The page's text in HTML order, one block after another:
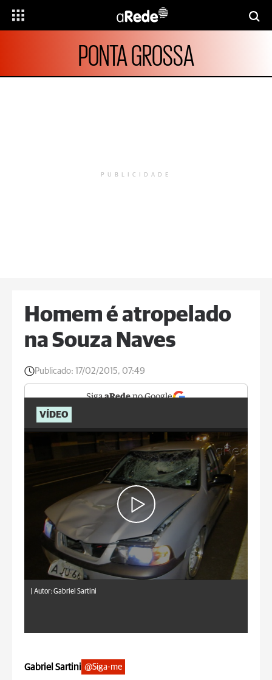
PONTA GROSSA
PUBLICIDADE
Homem é atropelado
na Souza Naves
Publicado: 17/02/2015, 07:49
SigaaRedeno Google
VÍDEO
Autor: Gabriel Sartini
Gabriel Sartini @Siga-me